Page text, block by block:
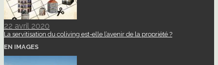
22 avril 2020
La servitisation du coliving est-elle l’avenir de la propriété ?
EN IMAGES